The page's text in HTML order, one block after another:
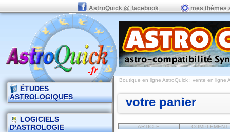
AstroQuick @ facebook mes thèmes
ÉTUDES
ASTROLOGIQUES
LOGICIELS
D'ASTROLOGIE
Boutique en ligne AstroQuick : vente en ligne
votre panier
ARTICLE COMPLÉMENT